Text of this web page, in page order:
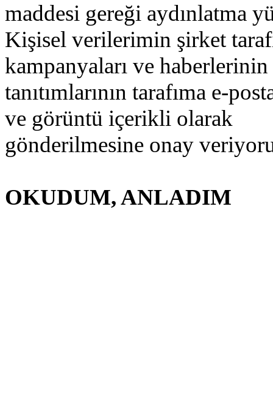
maddesi gereği aydınlatma
Kişisel verilerimin şirket
kampanyaları ve
tanıtımlarının tarafıma e-
ve görüntü içerikli olarak
gönderilmesine onay
OKUDUM, ANLADIM